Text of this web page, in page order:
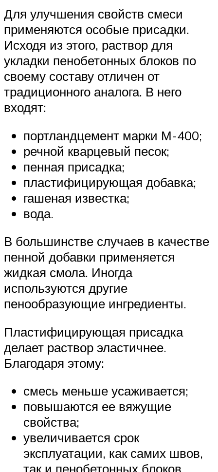
Для улучшения свойств смеси
применяются особые присадки.
Исходя из этого, раствор для
укладки пенобетонных блоков по
своему составу отличен от
традиционного аналога. В него
входят:
портландцемент марки М-400;
речной кварцевый песок;
пенная присадка;
пластифицирующая добавка;
гашеная известка;
вода.
В большинстве случаев в качестве
пенной добавки применяется
жидкая смола. Иногда
используются другие
пенообразующие ингредиенты.
Пластифицирующая присадка
делает раствор эластичнее.
Благодаря этому:
смесь меньше усаживается;
повышаются ее вяжущие
свойства;
увеличивается срок
эксплуатации, как самих швов,
так и пенобетонных блоков.